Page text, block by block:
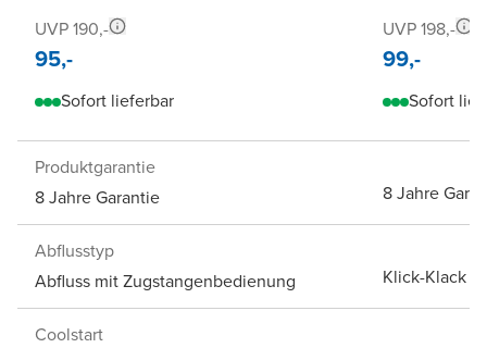
UVP 190,-
95,-
Sofort lieferbar
UVP 198,-
99,-
Sofort
Produktgarantie
8 Jahre Garantie
8 Jahre
Abflusstyp
Abfluss mit Zugstangenbedienung
Klick-Klack
Coolstart